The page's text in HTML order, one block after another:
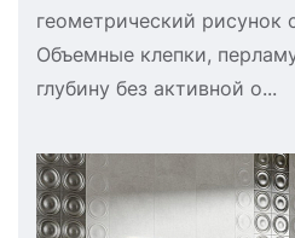
геометрический рисунок
Объемные клепки,
глубину без активной о...